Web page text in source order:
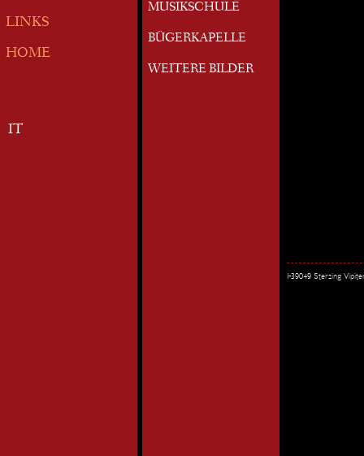
LINKS
HOME
IT
MUSIKSCHULE
BÜGERKAPELLE
WEITERE BILDER
I-39049 Sterzing